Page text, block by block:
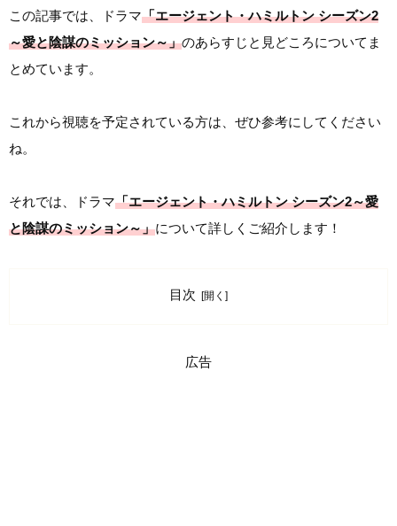
この記事では、ドラマ「エージェント・ハミルトン シーズン2
～愛と陰謀のミッション～」のあらすじと見どころについてま
とめています。
これから視聴を予定されている方は、ぜひ参考にしてください
ね。
それでは、ドラマ「エージェント・ハミルトン シーズン2～愛
と陰謀のミッション～」について詳しくご紹介します！
目次
広告